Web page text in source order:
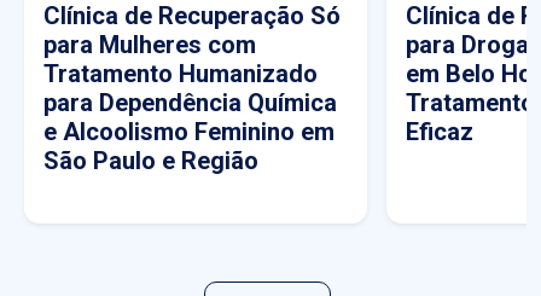
Clínica de Recuperação Só
para Mulheres com
Tratamento Humanizado
para Dependência Química
e Alcoolismo Feminino em
São Paulo e Região
Clínica de
para
em Belo
Tratamento
Eficaz